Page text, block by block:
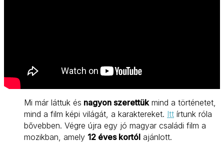
Mi már láttuk és nagyon szerettükmind a történetet,
mind a film képi világát, a karaktereket. Itt írtunk róla
bővebben. Végre újra egy jó magyar családi film a
mozikban, amely 12 éves kortól ajánlott.